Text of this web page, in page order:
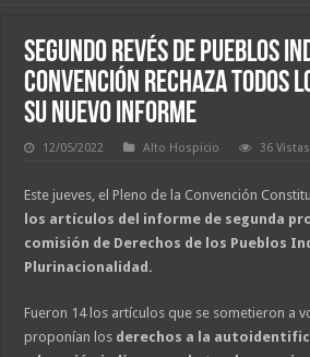
Segundo revés de pueblos
Convención rechaza todos
su nuevo informe
12/05/2022 Alto Hospicio 36 Vistas
Este jueves, el Pleno de la Convención
los artículos del informe de segunda
comisión de Derechos de los Pueblos
Plurinacionalidad.
Fueron 14 los artículos que se sometieron a
proponían los derechos a la